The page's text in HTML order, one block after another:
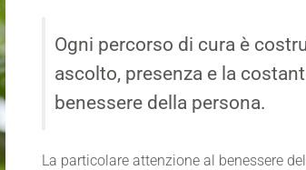
Ogni percorso di cura è
ascolto, presenza e la
benessere della persona.
La particolare attenzione al benessere